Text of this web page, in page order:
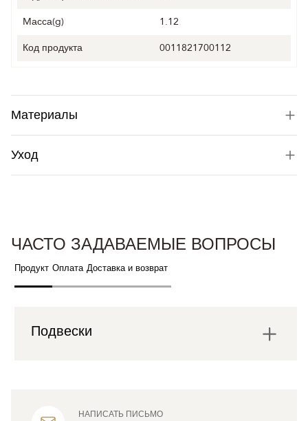
Mасса(g)
1.12
Код продукта
0011821700112
Материалы
Уход
НАПИСАТЬ ПИСЬМО
ЧАСТО ЗАДАВАЕМЫЕ ВОПРОСЫ
Продукт Оплата Доставка и возврат
Подвески